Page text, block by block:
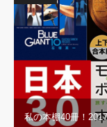
私の本棚40冊！